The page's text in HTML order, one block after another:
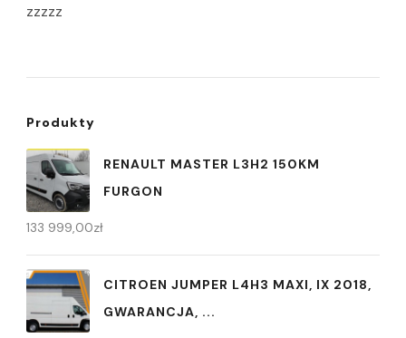
zzzzz
Produkty
RENAULT MASTER L3H2 150KM
FURGON
133 999,00zł
CITROEN JUMPER L4H3 MAXI, IX 2018,
GWARANCJA, ...